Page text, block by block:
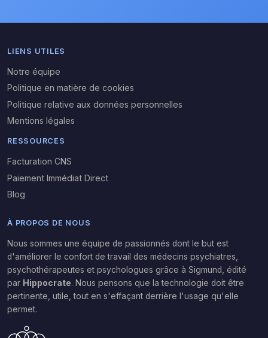
LIENS UTILES
Notre équipe
Politique en matière de cookies
Politique relative aux données personnelles
Mentions légales
RESSOURCES
Facturation CNS
Paiement Immédiat Direct
Blog
À PROPOS DE NOUS
Nous sommes une équipe de passionnés dont le but est
d'améliorer le confort de travail des médecins psychiatres,
psychothérapeutes et psychologues grâce à Sigmund, édité
par Hippocrate. Nous pensons que la technologie doit être
pertinente, utile, tout en s'effaçant derrière l'usage qu'elle
permet.